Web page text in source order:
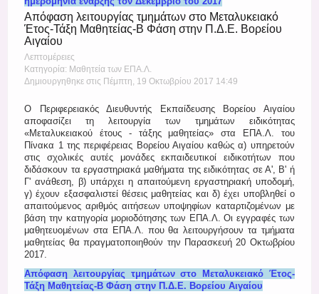
Απόφαση λειτουργίας τμημάτων στο Μεταλυκειακό
Έτος-Τάξη Μαθητείας-Β Φάση στην Π.Δ.Ε. Βορείου
Αιγαίου
Λεπτομέρειες
Κατηγορία: Μαθητεία των ΕΠΑ.Λ.
Δημιουργηθηκε στις Πέμπτη, 19 Οκτωβρίου 2017 14:49
Ο Περιφερειακός Διευθυντής Εκπαίδευσης Βορείου Αιγαίου
αποφασίζει τη λειτουργία των τμημάτων ειδικότητας
«Μεταλυκειακού έτους - τάξης μαθητείας» στα ΕΠΑ.Λ. του
Πίνακα 1 της περιφέρειας Βορείου Αιγαίου καθώς α) υπηρετούν
στις σχολικές αυτές μονάδες εκπαιδευτικοί ειδικοτήτων που
διδάσκουν τα εργαστηριακά μαθήματα της ειδικότητας σε Α', Β' ή
Γ' ανάθεση, β) υπάρχει η απαιτούμενη εργαστηριακή υποδομή,
γ) έχουν εξασφαλιστεί θέσεις μαθητείας και δ) έχει υποβληθεί ο
απαιτούμενος αριθμός αιτήσεων υποψηφίων καταρτιζομένων με
βάση την κατηγορία μοριοδότησης των ΕΠΑ.Λ. Οι εγγραφές των
μαθητευομένων στα ΕΠΑ.Λ. που θα λειτουργήσουν τα τμήματα
μαθητείας θα πραγματοποιηθούν την Παρασκευή 20 Οκτωβρίου
2017.
Απόφαση λειτουργίας τμημάτων στο Μεταλυκειακό Έτος-
Τάξη Μαθητείας-Β Φάση στην Π.Δ.Ε. Βορείου Αιγαίου